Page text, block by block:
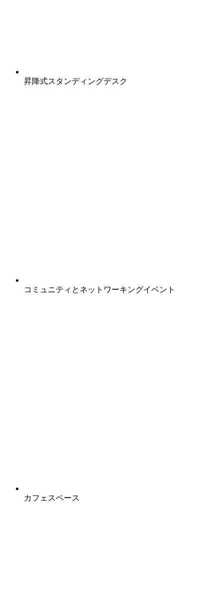
昇降式スタンディングデスク
コミュニティとネットワーキングイベント
カフェスペース